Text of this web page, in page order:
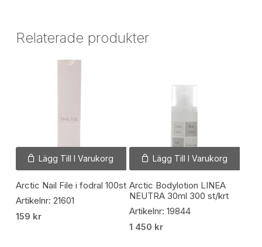
Relaterade produkter
Lägg Till I Varukorg
Arctic Nail File i fodral 100st
Artikelnr: 21601
159 kr
Lägg Till I Varukorg
Arctic Bodylotion LINEA
NEUTRA 30ml 300 st/krt
Artikelnr: 19844
1 450 kr